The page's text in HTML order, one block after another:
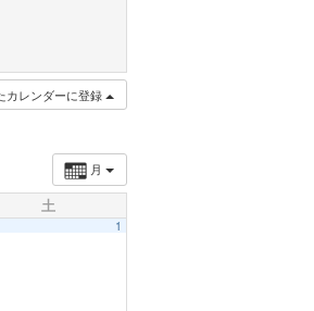
カレンダーに登録
月
土
1